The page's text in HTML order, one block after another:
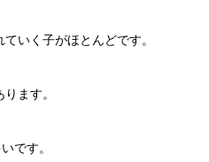
いく子がほとんどです。
ます。
です。